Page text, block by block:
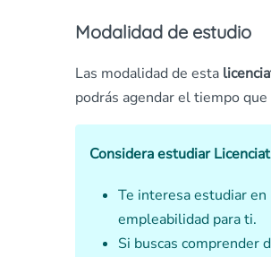
Modalidad de estudio
Las modalidad de esta
podrás agendar el tiempo
Considera estudiar
Te interesa estudiar
empleabilidad para ti.
Si buscas comprender